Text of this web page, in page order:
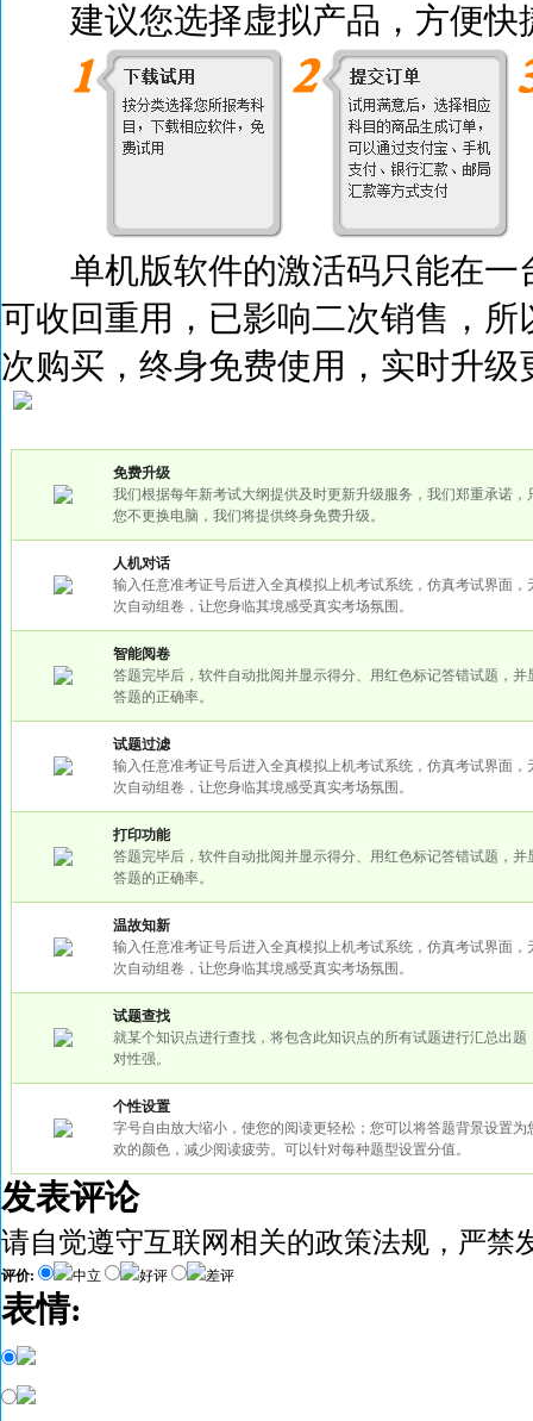
建议您选择虚拟产品，方便快
单机版软件的激活码只能在一
可收回重用，已影响二次销售，
次购买，终身免费使用，实时升
免费升级
我们根据每年新考试大纲提供及时更新升级服务，我们郑重承诺，
您不更换电脑，我们将提供终身免费升级。
人机对话
输入任意准考证号后进入全真模拟上机考试系统，仿真考试界面，
次自动组卷，让您身临其境感受真实考场氛围。
智能阅卷
答题完毕后，软件自动批阅并显示得分、用红色标记答错试题，并
答题的正确率。
试题过滤
输入任意准考证号后进入全真模拟上机考试系统，仿真考试界面，
次自动组卷，让您身临其境感受真实考场氛围。
打印功能
答题完毕后，软件自动批阅并显示得分、用红色标记答错试题，并
答题的正确率。
温故知新
输入任意准考证号后进入全真模拟上机考试系统，仿真考试界面，
次自动组卷，让您身临其境感受真实考场氛围。
试题查找
就某个知识点进行查找，将包含此知识点的所有试题进行汇总出题
对性强。
个性设置
字号自由放大缩小，使您的阅读更轻松；您可以将答题背景设置为
欢的颜色，减少阅读疲劳。可以针对每种题型设置分值。
发表评论
请自觉遵守互联网相关的政策法规，严禁
评价: 中立 好评 差评
表情: